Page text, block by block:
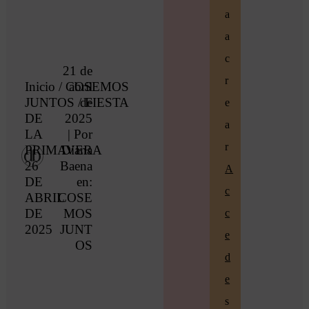
Inicio / COSEMOS
JUNTOS / FIESTA
DE
LA
PRIMAVERA
26
DE
ABRIL
DE
2025
21 de
abril
de
2025
| Por
Diana
Baena
en:
COSE
MOS
JUNT
OS
a
a
c
r
e
a
r
A
c
c
e
d
e
s